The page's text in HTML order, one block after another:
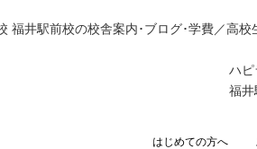
福井駅前校の校舎案内･ブログ･学費／高
ハ
福
はじめての方へ